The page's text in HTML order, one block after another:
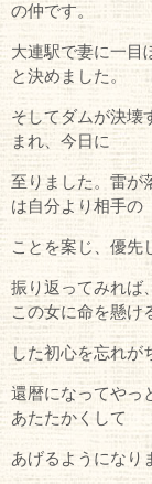
の仲です。
大連駅で妻に一目
と決めました。
そしてダムが決壊
まれ、今日に
至りました。雷が
は自分より相手の
ことを案じ、優先
振り返ってみれば
この女に命を懸け
した初心を忘れが
還暦になってやっ
あたたかくして
あげるようになり